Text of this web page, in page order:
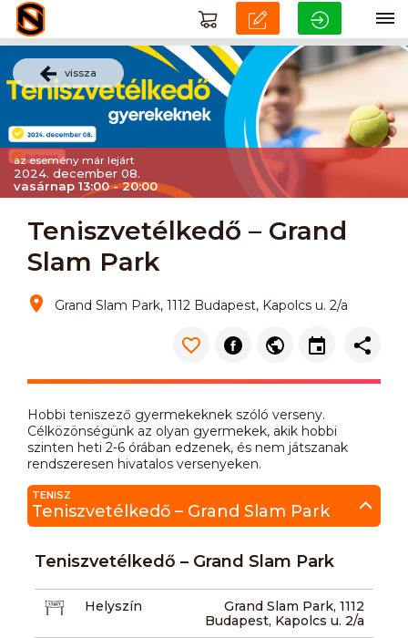
vissza
az esemény már lejárt
2024. december 08.
vasárnap 13:00 - 20:00
Teniszvetélkedő – Grand
Slam Park
Grand Slam Park, 1112 Budapest, Kapolcs u. 2/a
Hobbi teniszező gyermekeknek szóló verseny.
Célközönségünk az olyan gyermekek, akik hobbi
szinten heti 2-6 órában edzenek, és nem játszanak
rendszeresen hivatalos versenyeken.
TENISZ
Teniszvetélkedő – Grand Slam Park
Teniszvetélkedő – Grand Slam Park
Helyszín
Grand Slam Park, 1112
Budapest, Kapolcs u. 2/a